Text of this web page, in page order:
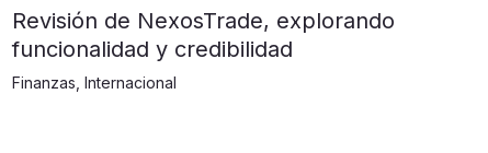
Revisión de NexosTrade, explorando
funcionalidad y credibilidad
Finanzas Internacional